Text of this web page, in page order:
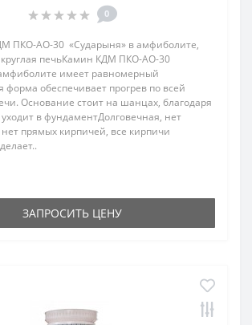
0
ПКО-АО-30 «Сударыня» в амфиболите,
печьКамин КДМ ПКО-АО-30
имеет равномерный
форма обеспечивает прогрев по всей
Основание стоит на шанцах, благодаря
в фундаментДолговечная, нет
прямых кирпичей, все кирпичи
ЗАПРОСИТЬ ЦЕНУ